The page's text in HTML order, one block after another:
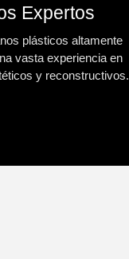
Expertos
plásticos altamente
vasta experiencia en
y reconstructivos.